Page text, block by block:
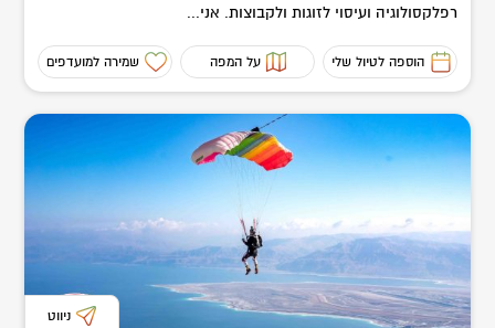
רפלקסולוגיה ועיסוי לזוגות ולקבוצות. אני...
הוספה לטיול שלי על המפה שמירה למועדפים
ניווט